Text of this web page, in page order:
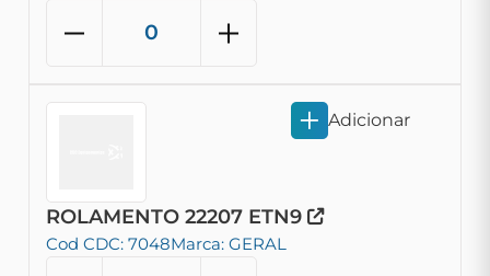
ROLAMENTO 22207 ETN9
Cod CDC: 7048Marca: GERAL
Adicionar